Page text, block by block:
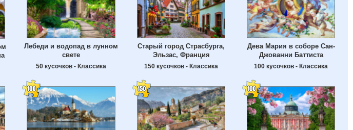
Лебеди и водопад в лунном
свете
50 кусочков - Классика
Старый город Страсбурга,
Эльзас, Франция
150 кусочков - Классика
Дева Мария в соборе Сан-
Джованни Баттиста
100 кусочков - Классика